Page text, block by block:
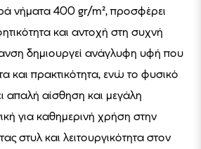
νήματα 400 gr/m², προσφέρει
και αντοχή στη συχνή
δημιουργεί ανάγλυφη υφή που
και πρακτικότητα, ενώ το φυσικό
απαλή αίσθηση και μεγάλη
για καθημερινή χρήση στην
στυλ και λειτουργικότητα στον